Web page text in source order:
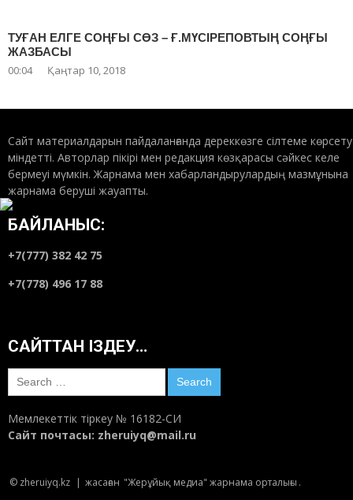
ТУҒАН ЕЛГЕ СОҢҒЫ СӨЗ – Ғ.МҮСІРЕПОВТЫҢ СОҢҒЫ
ЖАЗБАСЫ
00:04 Қаңтар 10, 2018
Сайт материалдарын пайдаланғанда дереккөзге сілтеме көрсету
міндетті. Авторлар пікірі мен редакция көзқарасы сәйкес келе
бермеуі мүмкін. Жарнама мен хабарландырулардың мазмұнына
жарнама беруші жауапты.
БАЙЛАНЫС:
+7(777) 382 42 75
+7(778) 496 17 88
САЙТТАН ІЗДЕУ…
Search
for:
Мемлекеттік тіркеу № 16182-СИ
Сайт почтасы: zheruiyq@mail.ru
© zheruiyq.kz | жасаған "Жерұйық медиа" жарнама орталығы .